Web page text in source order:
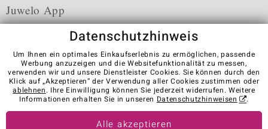
Juwelo App
Karriere AGB Datenschutz Cookies
Impressum
Kontakt
Vertrag widerrufen
Visit our stores in other countries:
Datenschutzhinweis
Um Ihnen ein optimales Einkaufserlebnis zu ermöglichen, passende
Werbung anzuzeigen und die Websitefunktionalität zu messen,
verwenden wir und unsere Dienstleister Cookies. Sie können durch den
Klick auf „Akzeptieren“ der Verwendung aller Cookies zustimmen oder
ablehnen. Ihre Einwilligung können Sie jederzeit widerrufen. Weitere
Informationen erhalten Sie in unseren Datenschutzhinweisen .
Alle akzeptieren